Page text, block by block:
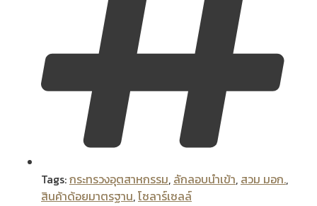
Tags:กระทรวงอุตสาหกรรม, ลักลอบนำเข้า, สวม มอก.,
สินค้าด้อยมาตรฐาน,โซลาร์เซลล์